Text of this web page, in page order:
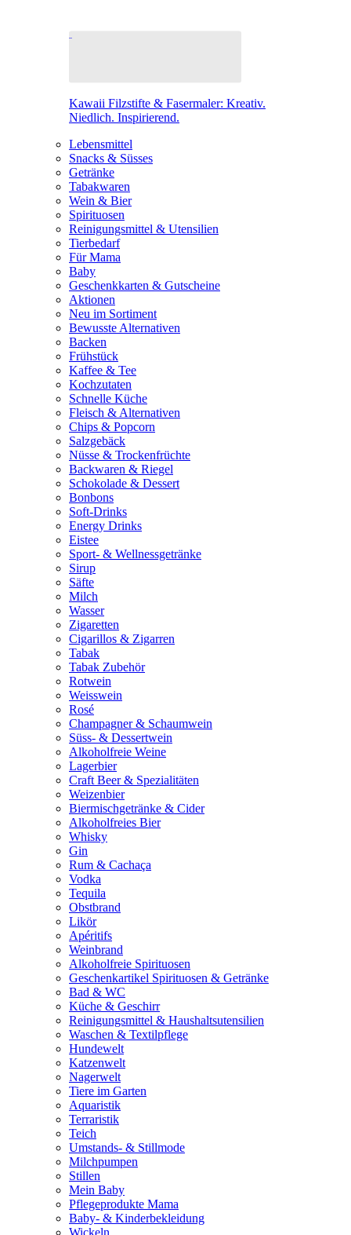
Kawaii Filzstifte & Fasermaler: Kreativ.
Niedlich. Inspirierend.
Lebensmittel
Snacks & Süsses
Getränke
Tabakwaren
Wein & Bier
Spirituosen
Reinigungsmittel & Utensilien
Tierbedarf
Für Mama
Baby
Geschenkkarten & Gutscheine
Aktionen
Neu im Sortiment
Bewusste Alternativen
Backen
Frühstück
Kaffee & Tee
Kochzutaten
Schnelle Küche
Fleisch & Alternativen
Chips & Popcorn
Salzgebäck
Nüsse & Trockenfrüchte
Backwaren & Riegel
Schokolade & Dessert
Bonbons
Soft-Drinks
Energy Drinks
Eistee
Sport- & Wellnessgetränke
Sirup
Säfte
Milch
Wasser
Zigaretten
Cigarillos & Zigarren
Tabak
Tabak Zubehör
Rotwein
Weisswein
Rosé
Champagner & Schaumwein
Süss- & Dessertwein
Alkoholfreie Weine
Lagerbier
Craft Beer & Spezialitäten
Weizenbier
Biermischgetränke & Cider
Alkoholfreies Bier
Whisky
Gin
Rum & Cachaça
Vodka
Tequila
Obstbrand
Likör
Apéritifs
Weinbrand
Alkoholfreie Spirituosen
Geschenkartikel Spirituosen & Getränke
Bad & WC
Küche & Geschirr
Reinigungsmittel & Haushaltsutensilien
Waschen & Textilpflege
Hundewelt
Katzenwelt
Nagerwelt
Tiere im Garten
Aquaristik
Terraristik
Teich
Umstands- & Stillmode
Milchpumpen
Stillen
Mein Baby
Pflegeprodukte Mama
Baby- & Kinderbekleidung
Wickeln